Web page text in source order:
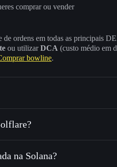
comprar ou vender
ordens em todas as principais
ou utilizarDCA (custo médio em
bowline.
por SOL, USDC ou milhares de
na Solana?